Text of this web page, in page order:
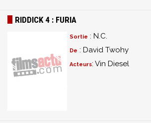
RIDDICK 4 : FURIA
Sortie : N.C.
De : David Twohy
Acteurs: Vin Diesel